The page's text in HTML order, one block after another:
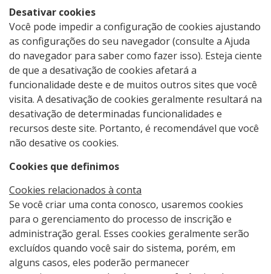
Desativar cookies
Você pode impedir a configuração de cookies ajustando
as configurações do seu navegador (consulte a Ajuda
do navegador para saber como fazer isso). Esteja ciente
de que a desativação de cookies afetará a
funcionalidade deste e de muitos outros sites que você
visita. A desativação de cookies geralmente resultará na
desativação de determinadas funcionalidades e
recursos deste site. Portanto, é recomendável que você
não desative os cookies.
Cookies que definimos
Cookies relacionados à conta
Se você criar uma conta conosco, usaremos cookies
para o gerenciamento do processo de inscrição e
administração geral. Esses cookies geralmente serão
excluídos quando você sair do sistema, porém, em
alguns casos, eles poderão permanecer